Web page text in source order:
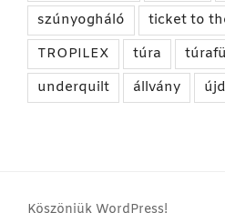
szúnyogháló
ticket to
TROPILEX
túra
underquilt
állvány